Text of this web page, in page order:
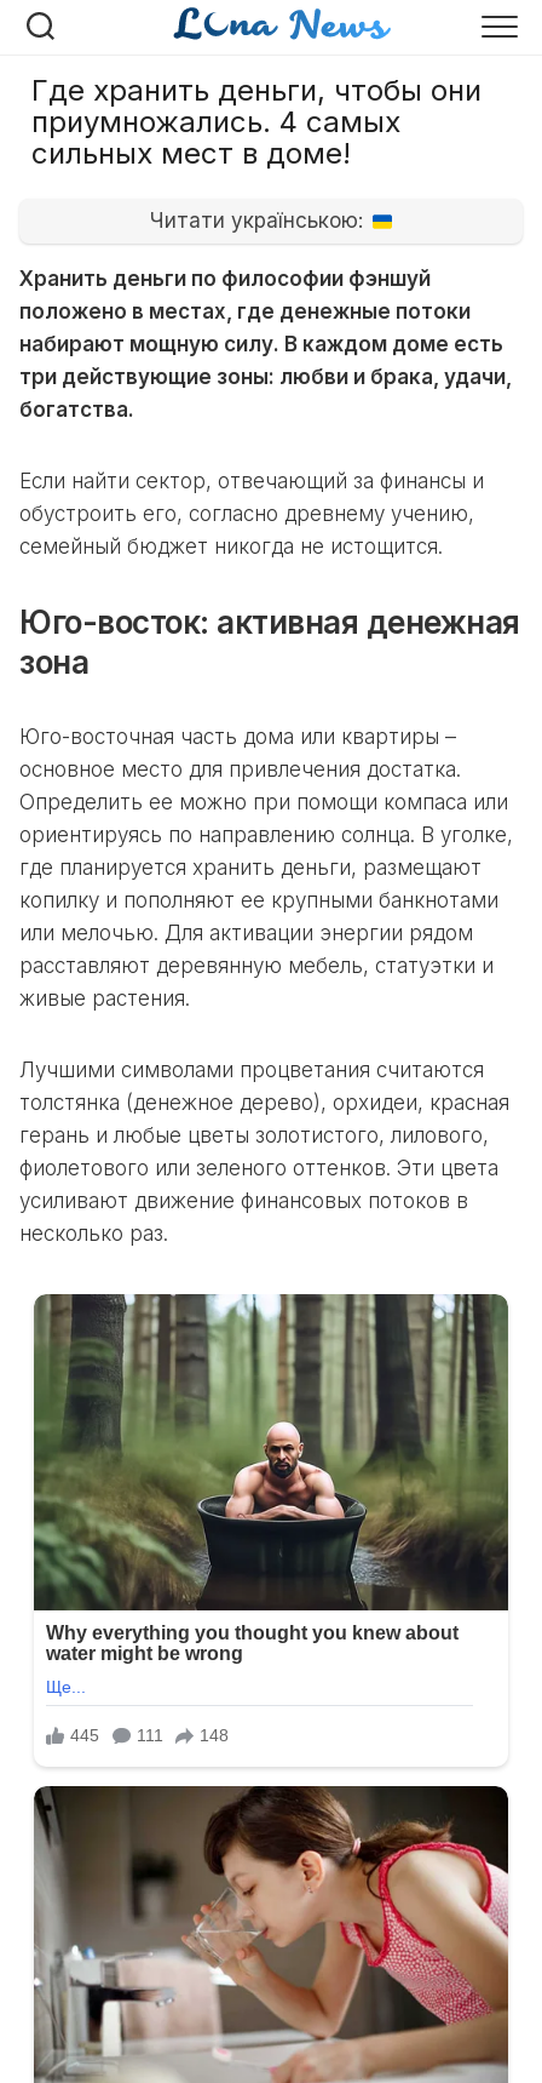
Перейти
Где хранить деньги, чтобы они
приумножались. 4 самых
сильных мест в доме!
Читати українською:
Хранить деньги по философии фэншуй
положено в местах, где денежные потоки
набирают мощную силу. В каждом доме есть
три действующие зоны: любви и брака, удачи,
богатства.
Если найти сектор, отвечающий за финансы и
обустроить его, согласно древнему учению,
семейный бюджет никогда не истощится.
Юго-восток: активная денежная
зона
Юго-восточная часть дома или квартиры –
основное место для привлечения достатка.
Определить ее можно при помощи компаса или
ориентируясь по направлению солнца. В уголке,
где планируется хранить деньги, размещают
копилку и пополняют ее крупными банкнотами
или мелочью. Для активации энергии рядом
расставляют деревянную мебель, статуэтки и
живые растения.
Лучшими символами процветания считаются
толстянка (денежное дерево), орхидеи, красная
герань и любые цветы золотистого, лилового,
фиолетового или зеленого оттенков. Эти цвета
усиливают движение финансовых потоков в
несколько раз.